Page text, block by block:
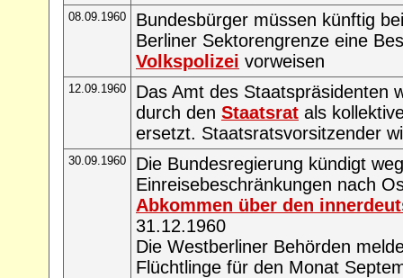
08.09.1960
Bundesbürger müssen künftig
Berliner Sektorengrenze eine
Volkspolizei vorweisen
12.09.1960
Das Amt des Staatspräsidenten
durch den Staatsrat als
ersetzt. Staatsratsvorsitzender
30.09.1960
Die Bundesregierung kündigt
Einreisebeschränkungen nach
Abkommen über den
31.12.1960
Die Westberliner Behörden
Flüchtlinge für den Monat